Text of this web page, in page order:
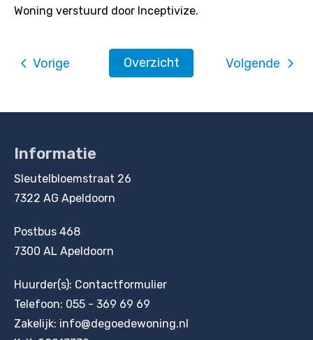
Woning verstuurd door Inceptivize.
Volgende
Overzicht
Vorige
Contactinformatie
Informatie
Sleutelbloemstraat 26
7322 AG Apeldoorn
Postbus 468
7300 AL Apeldoorn
Huurder(s): Contactformulier
Telefoon: 055 - 369 69 69
Zakelijk: info@degoedewoning.nl